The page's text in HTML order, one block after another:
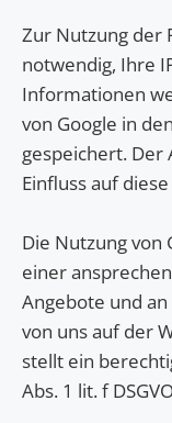
Zur Nutzung der
notwendig, Ihre
Informationen
von Google in
gespeichert. Der
Einfluss auf
Die Nutzung von
einer
Angebote und
von uns auf der
stellt ein
Abs. 1 lit. f